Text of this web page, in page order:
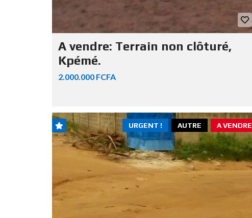
A vendre: Terrain non clôturé,
Kpémé.
2.000.000 FCFA
A VENDRE
AUTRE
URGENT !